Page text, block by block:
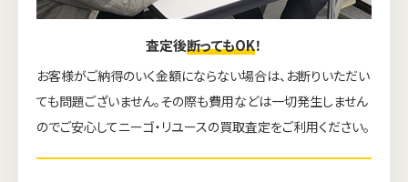
査定後断ってもOK！
お客様がご納得のいく金額にならない場合は、お断りいただい
ても問題ございません。その際も費用などは一切発生しません
のでご安心してニーゴ・リユースの買取査定をご利用ください。